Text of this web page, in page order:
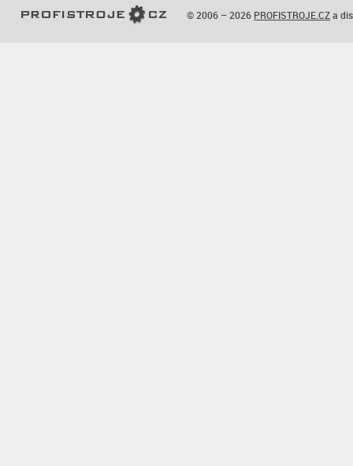
© 2006 – 2026 PROFISTROJE.CZa